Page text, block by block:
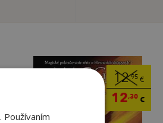
12,95 €
12,30 €